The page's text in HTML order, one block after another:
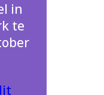
in
te